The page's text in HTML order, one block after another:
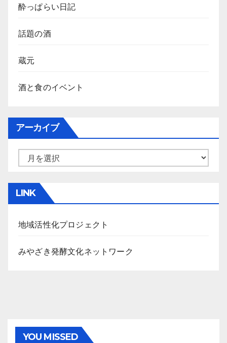
酔っぱらい日記
話題の酒
蔵元
酒と食のイベント
アーカイブ
LINK
地域活性化プロジェクト
みやざき発酵文化ネットワーク
YOU MISSED